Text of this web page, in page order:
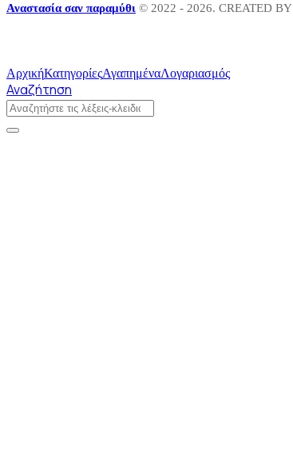
Αναστασία σαν παραμύθι © 2022 - 2026. CREATED BY
ΑρχικήΚατηγορίεςΑγαπημέναΛογαριασμός
Αναζήτηση